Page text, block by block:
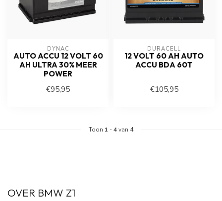
DYNAC
AUTO ACCU 12 VOLT 60
AH ULTRA 30% MEER
POWER
€95,95
DURACELL
12 VOLT 60 AH AUTO
ACCU BDA 60T
€105,95
Toon 1 -4van 4
OVER BMW Z1